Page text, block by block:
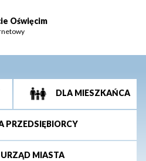
Oświęcim
DLA MIESZKAŃCA
PRZEDSIĘBIORCY
URZĄD MIASTA